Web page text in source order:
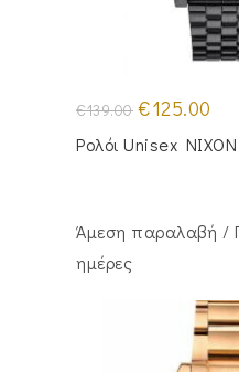
€139.00 Original
price
was:
€139.00.
€125.00
τιμή
Ρολόι Unisex
Άμεση παραλαβή /
ημέρες